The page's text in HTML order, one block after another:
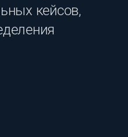
кейсов,